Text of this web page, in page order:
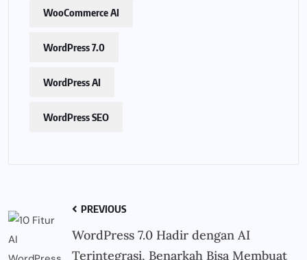
WooCommerce AI
WordPress 7.0
WordPress AI
WordPress SEO
PREVIOUS
WordPress 7.0 Hadir dengan AI
Terintegrasi, Benarkah Bisa Membuat